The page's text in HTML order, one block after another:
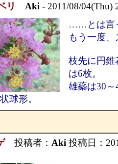
リ Aki - 2011/08/04(Thu)
……とは言
もう一度
枝先に円錐
は6枚。
雄蘂は30
球形。
投稿者： Aki 投稿日：